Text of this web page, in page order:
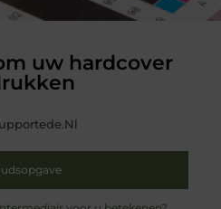
uw hardcover